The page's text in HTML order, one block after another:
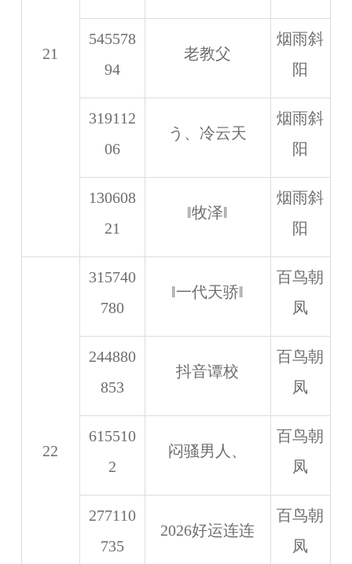
21
545578
94
老教父
烟雨斜
阳
319112
06
う、冷云天
烟雨斜
阳
130608
21
‖牧泽‖
烟雨斜
阳
22
315740
780
‖一代天骄‖
百鸟朝
凤
244880
853
抖音谭校
百鸟朝
凤
615510
2
闷骚男人、
百鸟朝
凤
277110
735
2026好运连连
百鸟朝
凤